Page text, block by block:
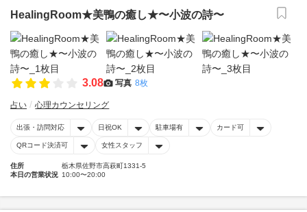
HealingRoom★美鴨の癒し★〜小波の詩〜
3.08 写真 8枚
占い 心理カウンセリング
出張・訪問対応 日祝OK 駐車場有 カード可
QRコード決済可 女性スタッフ
住所
栃木県佐野市高萩町1331-5
本日の営業状況 10:00〜20:00